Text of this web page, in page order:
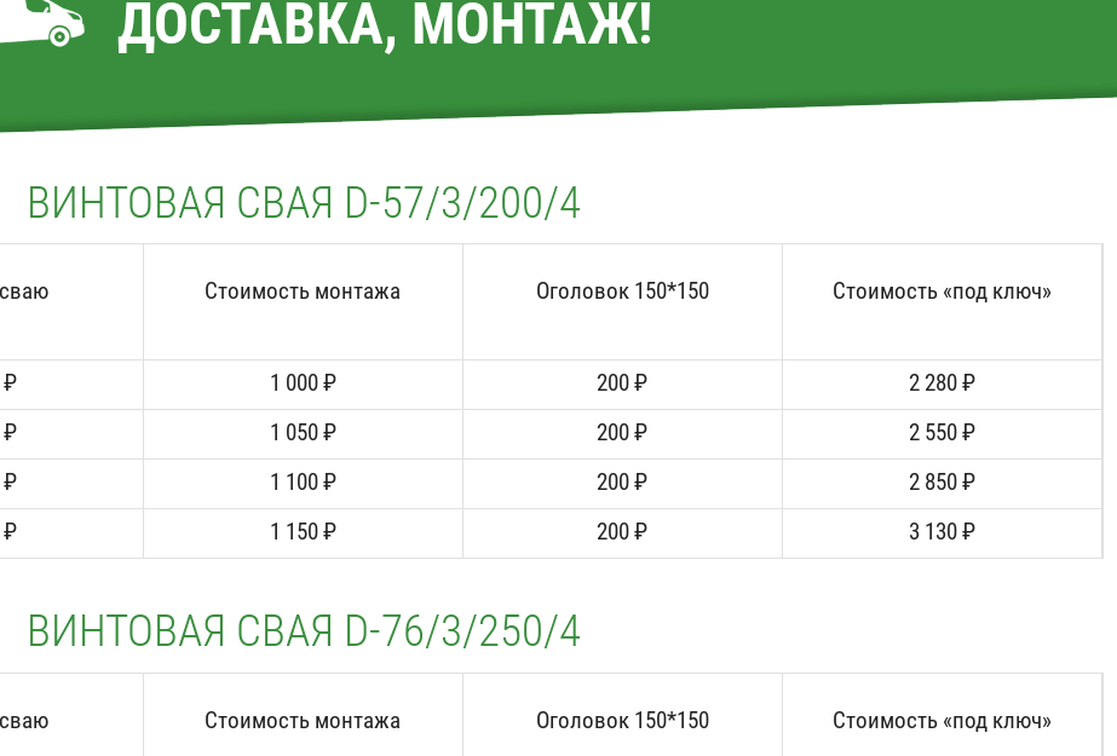
ДОСТАВКА, МОНТАЖ!
ВИНТОВАЯ СВАЯ D-57/3/200/4
Стоимость монтажа Оголовок 150*150 Стоимость «под ключ»
₽ 1 000 ₽ 200 ₽
2 280 ₽
₽ 1 050 ₽ 200 ₽
2 550 ₽
₽ 1 100 ₽ 200 ₽
2 850 ₽
₽ 1 150 ₽ 200 ₽ 3 130 ₽
ВИНТОВАЯ СВАЯ D-76/3/250/4
Стоимость монтажа Оголовок 150*150 Стоимость «под ключ»